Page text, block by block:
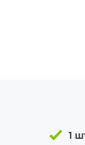
1